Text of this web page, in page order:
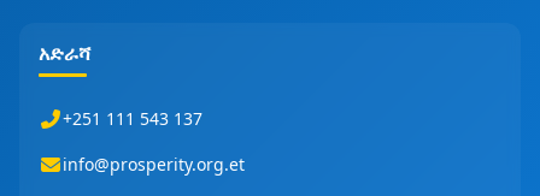
አድራሻ
+251 111 543 137
info@prosperity.org.et